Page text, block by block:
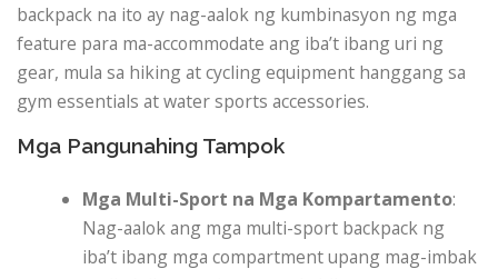
backpack na ito ay nag-aalok ng kumbinasyon ng mga
feature para ma-accommodate ang iba’t ibang uri ng
gear, mula sa hiking at cycling equipment hanggang sa
gym essentials at water sports accessories.
Mga Pangunahing Tampok
Mga Multi-Sport na Mga Kompartamento:
Nag-aalok ang mga multi-sport backpack ng
iba’t ibang mga compartment upang mag-imbak